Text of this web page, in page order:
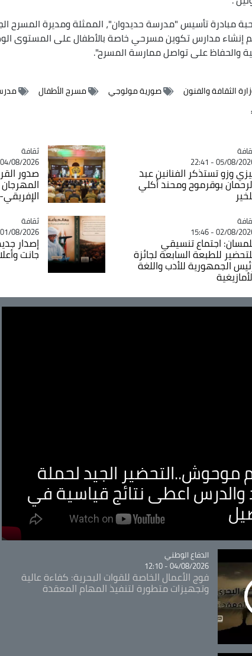
مبادرة تأسيس "مدرسة حديدوان"، الممثلة ومديرة المسرح
إنشاء مدارس تكوين مسرحي خاصة بالأطفال على المستوى
والحفاظ على تواصل ممارسة المسرح".
الثقافة والفنون صورية مولوجي مسرح الأطفال
05/08/2026 -
وزو تستذكر الفنانين عبد
بوقرموح ومحند أكلي
Catégorie
ثقافة
04/08/2026 - 20:57
صدور
02/08/2026 -
اجتماع تنسيقي
للطبعة السابعة لجائزة
الجمهورية للأدب واللغة
Catégorie
ثقافة
01/08/2026 - 18:58
إصدار
جانت
موحوش..التحضير الجيد لحملة
والدرس اعطى نتائج قياسية في
Catégorie
الدفاع الوطني
04/08/2026 - 12:10
فوج الأعمال الخاصة للقوات البحرية: كفاءة عالية
وتجهيزات متطورة لتنفيذ المهام المعقدة